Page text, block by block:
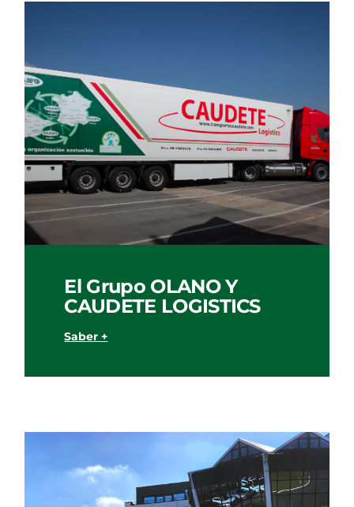
El Grupo OLANO Y
CAUDETE LOGISTICS
Saber +